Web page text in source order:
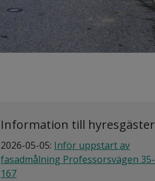
Information till hyresgäster
2026-05-05: Inför uppstart av
fasadmålning Professorsvägen 35-
167